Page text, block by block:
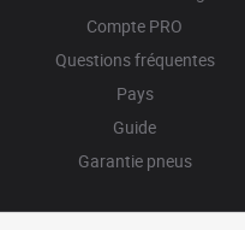
Compte PRO
Questions fréquentes
Pays
Guide
Garantie pneus